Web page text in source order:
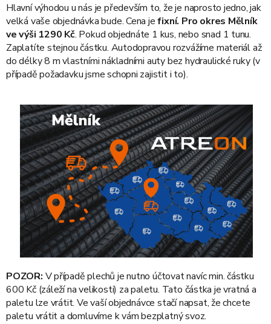
Hlavní výhodou u nás je především to, že je naprosto jedno, jak
velká vaše objednávka bude. Cena jefixní. Pro okres Mělník
ve výši 1290 Kč. Pokud objednáte 1 kus, nebo snad 1 tunu.
Zaplatíte stejnou částku. Autodopravou rozvážíme materiál až
do délky 8 m vlastními nákladními auty bez hydraulické ruky (v
případě požadavku jsme schopni zajistit i to).
POZOR: V případě plechů je nutno účtovat navíc min. částku
600 Kč (záleží na velikosti) za paletu. Tato částka je vratná a
paletu lze vrátit. Ve vaší objednávce stačí napsat, že chcete
paletu vrátit a domluvíme k vám bezplatný svoz.